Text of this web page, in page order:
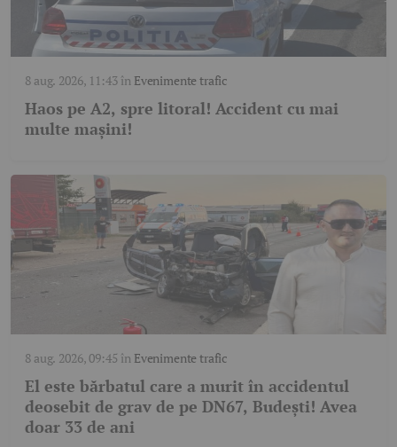
8 aug. 2026, 11:43în Evenimente trafic
Haos pe A2, spre litoral! Accident cu mai
multe mașini!
8 aug. 2026, 09:45 în Evenimente trafic
El este bărbatul care a murit în accidentul
deosebit de grav de pe DN67, Budești! Avea
doar 33 de ani